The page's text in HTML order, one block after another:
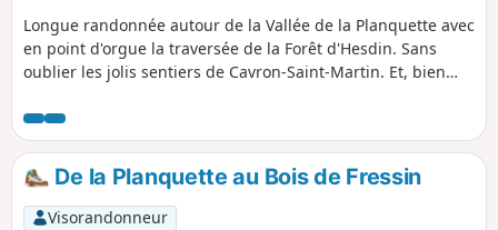
Longue randonnée autour de la Vallée de la Planquette avec
en point d'orgue la traversée de la Forêt d'Hesdin. Sans
oublier les jolis sentiers de Cavron-Saint-Martin. Et, bien
de Fressin qui ravit plus d’un mollet. Quand je suis passé
début septembre 2023, les chemins étaient excellents mais
les premières pluies vont vite les dégrader et la balade
deviendra très difficile. L'utilisation de l'appli facilite
grandement le cheminement !
De la Planquette au Bois de Fressin
Visorandonneur